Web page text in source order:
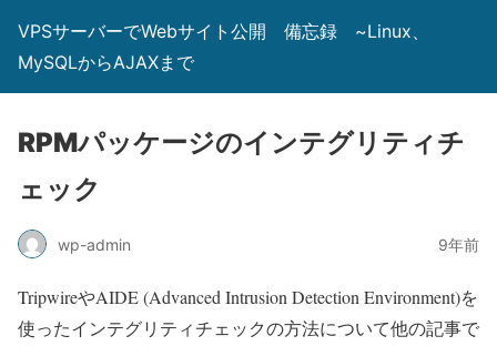
VPSサーバーでWebサイト公開 備忘録 ~Linux、
MySQLからAJAXまで
RPMパッケージのインテグリティチ
ェック
wp-admin 9年前
TripwireやAIDE (Advanced Intrusion Detection Environment)を
使ったインテグリティチェックの方法について他の記事で